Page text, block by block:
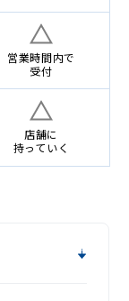
営業時間内で
受付
店舗に
持っていく